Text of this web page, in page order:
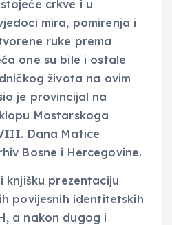
crkve i u
mira, pomirenja i
ruke prema
one su bile i ostale
života na ovim
je provincijal na
Mostarskoga
Dana Matice
Bosne i Hercegovine.
knjišku prezentaciju
povijesnih identitetskih
a nakon dugog i